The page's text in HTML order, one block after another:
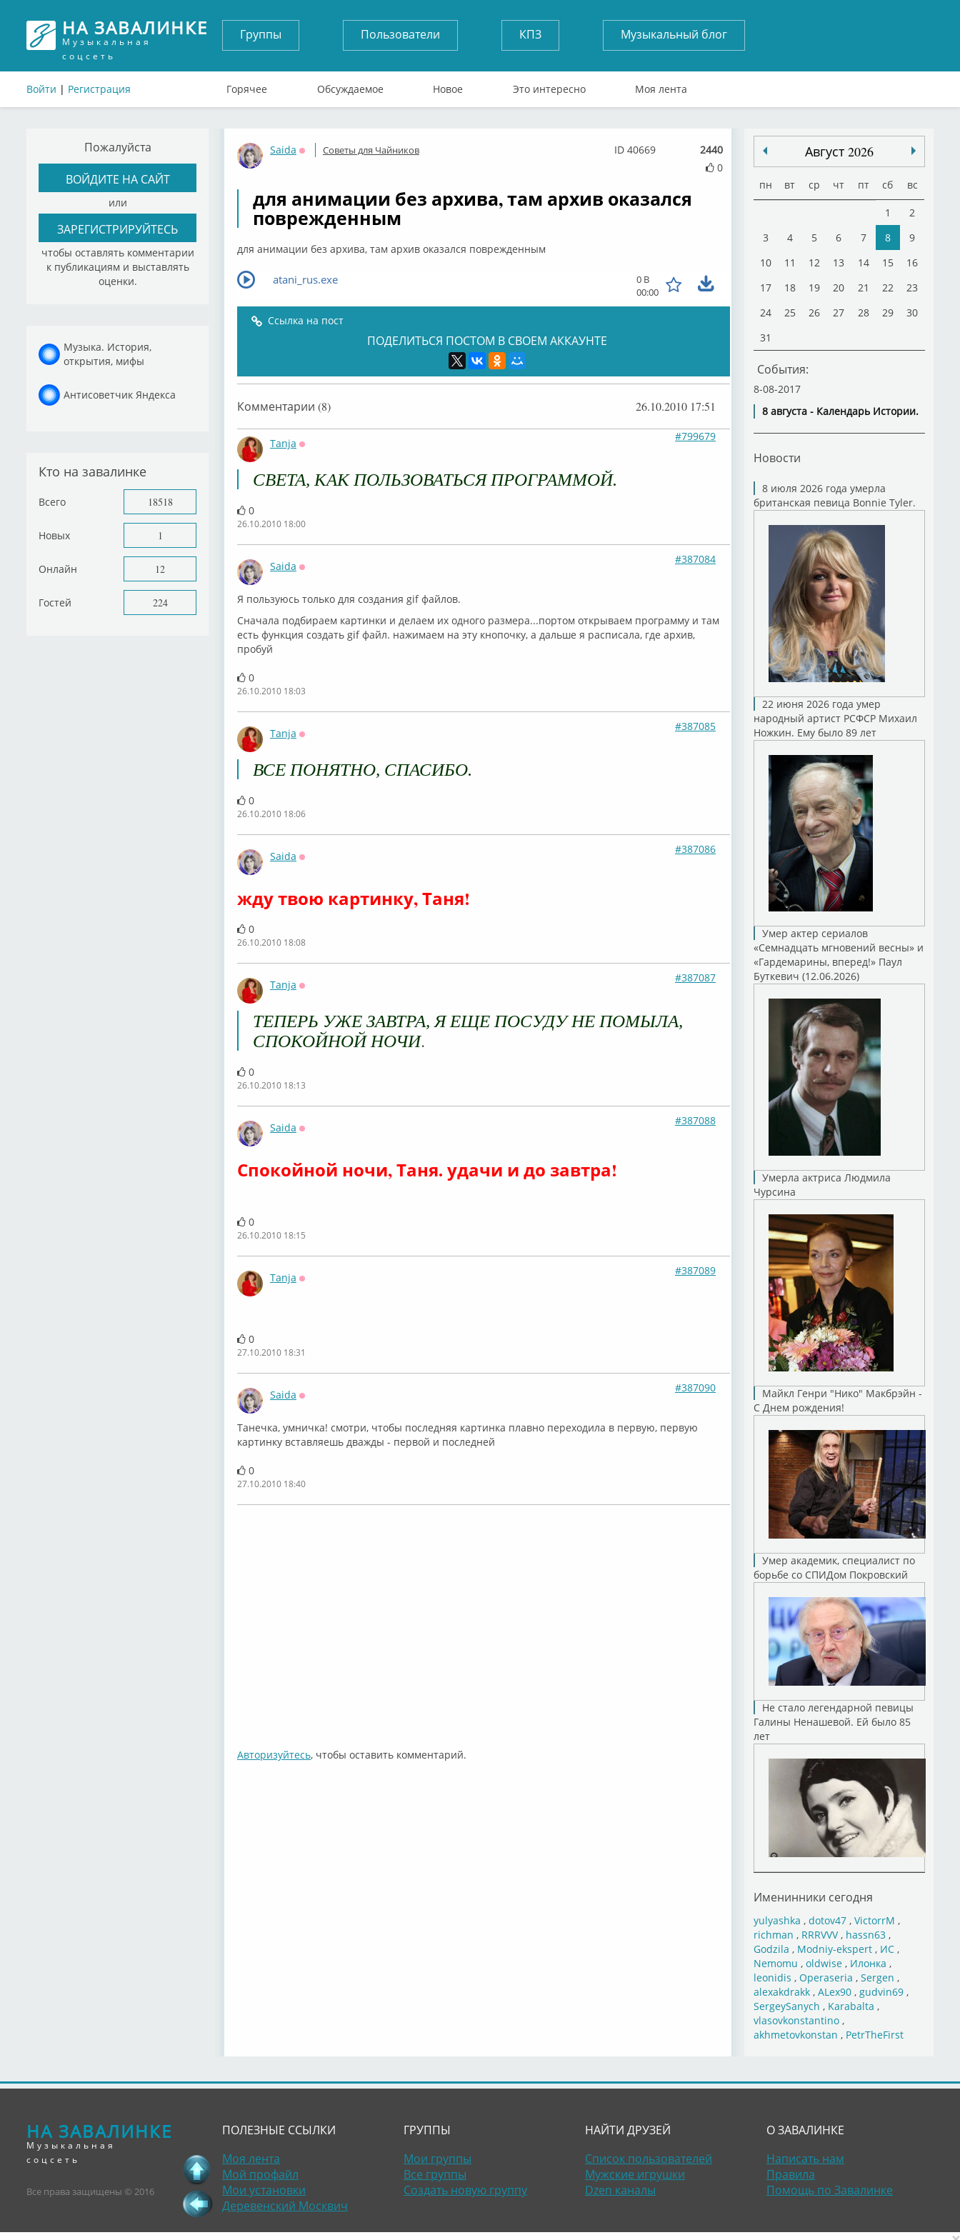
НА ЗАВАЛИНКЕ
Музыкальная
соцсеть
Войти | Регистрация
Группы Пользователи КПЗ Музыкальный блог
Горячее Обсуждаемое Новое Это интересно Моя лента
Пожалуйста
ВОЙДИТЕ НА САЙТ
или
ЗАРЕГИСТРИРУЙТЕСЬ
чтобы оставлять комментарии
к публикациям и выставлять
оценки.
Музыка. История,
открытия, мифы
Антисоветчик Яндекса
Кто на завалинке
Всего 18518
Новых 1
Онлайн 12
Гостей 224
Saida
Оффлайн
Советы для Чайников
2440
0
ID 40669
для анимации без архива, там архив оказался
поврежденным
для анимации без архива, там архив оказался поврежденным
atani_rus.exe
0 B
00:00
Ссылка на пост
ПОДЕЛИТЬСЯ ПОСТОМ В СВОЕМ АККАУНТЕ
Комментарии (8) 26.10.2010 17:51
Tanja
#799679
СВЕТА, КАК ПОЛЬЗОВАТЬСЯ ПРОГРАММОЙ.
0
26.10.2010 18:00
Saida
#387084
Я пользуюсь только для создания gif файлов.
Сначала подбираем картинки и делаем их одного размера...портом открываем программу и там
есть функция создать gif файл. нажимаем на эту кнопочку, а дальше я расписала, где архив,
пробуй
0
26.10.2010 18:03
Tanja
#387085
ВСЕ ПОНЯТНО, СПАСИБО.
0
26.10.2010 18:06
Saida
#387086
жду твою картинку, Таня!
0
26.10.2010 18:08
Tanja
#387087
ТЕПЕРЬ УЖЕ ЗАВТРА, Я ЕЩЕ ПОСУДУ НЕ ПОМЫЛА,
СПОКОЙНОЙ НОЧИ.
0
26.10.2010 18:13
Saida
#387088
Спокойной ночи, Таня. удачи и до завтра!
0
26.10.2010 18:15
Tanja
#387089
0
27.10.2010 18:31
Saida
#387090
Танечка, умничка! смотри, чтобы последняя картинка плавно переходила в первую, первую
картинку вставляешь дважды - первой и последней
0
27.10.2010 18:40
Авторизуйтесь, чтобы оставить комментарий.
Август 2026
пн вт ср чт пт сб вс
1
2
3
4 5 6 7 8
9
10
11 12 13 14 15
16
17
18 19 20 21 22
23
24
25 26 27 28 29
30
31
События:
8-08-2017
8 августа - Календарь Истории.
Новости
8 июля 2026 года умерла
британская певица Bonnie Tyler.
22 июня 2026 года умер
народный артист РСФСР Михаил
Ножкин. Ему было 89 лет
Умер актер сериалов
«Семнадцать мгновений весны» и
«Гардемарины, вперед!» Паул
Буткевич (12.06.2026)
Умерла актриса Людмила
Чурсина
Майкл Генри "Нико" Макбрэйн -
С Днем рождения!
Умер академик, специалист по
борьбе со СПИДом Покровский
Не стало легендарной певицы
Галины Ненашевой. Ей было 85
лет
Именинники сегодня
yulyashka , dotov47, VictorrM ,
richman , RRRVVV, hassn63,
Godzila , Modniy-ekspert, ИС,
Nemomu , oldwise, Илонка ,
leonidis , Operaseria , Sergen ,
alexakdrakk, ALex90, gudvin69,
SergeySanych , Karabalta ,
vlasovkonstantino,
akhmetovkonstan , PetrTheFirst
НА ЗАВАЛИНКЕ
Музыкальная
соцсеть
Все права защищены © 2016
ПОЛЕЗНЫЕ ССЫЛКИ
Моя лента
Мой профайл
Мои установки
Деревенский Москвич
ГРУППЫ
Мои группы
Все группы
Создать новую группу
НАЙТИ ДРУЗЕЙ
Список пользователей
Мужские игрушки
Dzen каналы
О ЗАВАЛИНКЕ
Написать нам
Правила
Помощь по Завалинке